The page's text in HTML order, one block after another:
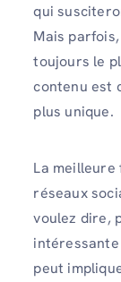
qui
Mais
toujours le
contenu est
plus unique.
La meilleure
réseaux
voulez dire,
intéressante
peut